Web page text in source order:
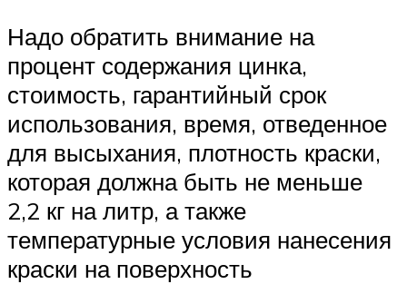
Надо обратить внимание на
процент содержания цинка,
стоимость, гарантийный срок
использования, время, отведенное
для высыхания, плотность краски,
которая должна быть не меньше
2,2 кг на литр, а также
температурные условия нанесения
краски на поверхность